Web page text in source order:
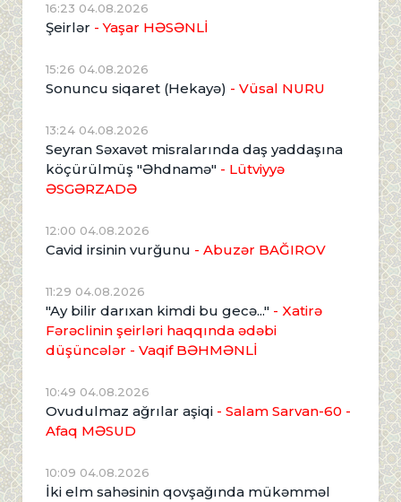
16:23 04.08.2026
Şeirlər - Yaşar HƏSƏNLİ
15:26 04.08.2026
Sonuncu siqaret (Hekayə) - Vüsal NURU
13:24 04.08.2026
Seyran Səxavət misralarında daş yaddaşına
köçürülmüş "Əhdnamə" - Lütviyyə
ƏSGƏRZADƏ
12:00 04.08.2026
Cavid irsinin vurğunu - Abuzər BAĞIROV
11:29 04.08.2026
"Ay bilir darıxan kimdi bu gecə..." - Xatirə
Fərəclinin şeirləri haqqında ədəbi
düşüncələr - Vaqif BƏHMƏNLİ
10:49 04.08.2026
Ovudulmaz ağrılar aşiqi - Salam Sarvan-60 -
Afaq MƏSUD
10:09 04.08.2026
İki elm sahəsinin qovşağında mükəmməl